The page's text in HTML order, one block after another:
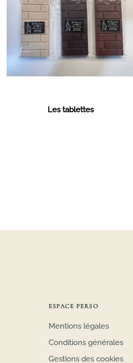
Les tablettes
ESPACE PERSO
Mentions légales
Conditions générales
Gestions des cookies